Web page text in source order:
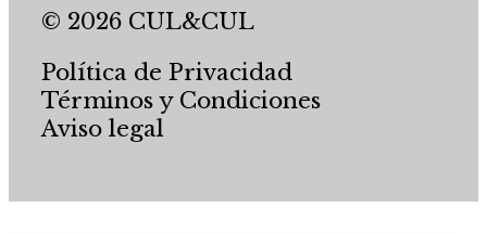
© 2026 CUL&CUL
Política de Privacidad
Términos y Condiciones
Aviso legal